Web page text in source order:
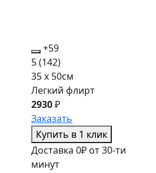
+59
5(142)
35 x 50см
Легкий флирт
2930₽
Заказать
Купить в 1 клик
Доставка 0₽ от 30-ти
минут